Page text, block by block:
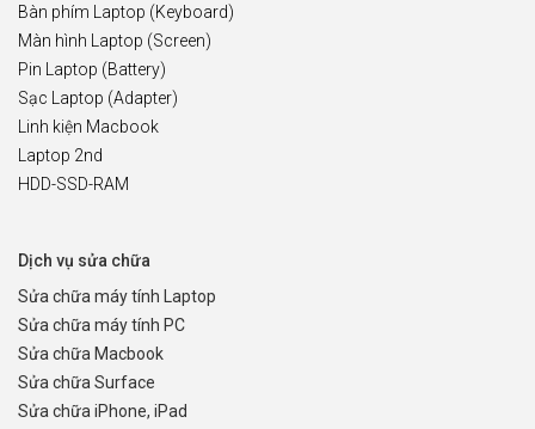
Bàn phím Laptop (Keyboard)
Màn hình Laptop (Screen)
Pin Laptop (Battery)
Sạc Laptop (Adapter)
Linh kiện Macbook
Laptop 2nd
HDD-SSD-RAM
Dịch vụ sửa chữa
Sửa chữa máy tính Laptop
Sửa chữa máy tính PC
Sửa chữa Macbook
Sửa chữa Surface
Sửa chữa iPhone, iPad